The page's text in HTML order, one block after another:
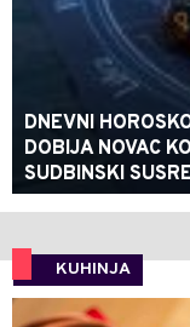
DNEVNI
DOBIJA NOVAC
SUDBINSKI
KUHINJA